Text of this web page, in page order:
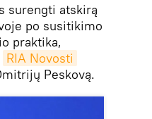
surengti atskirą
po susitikimo
praktika,
RIA Novosti
Peskovą.